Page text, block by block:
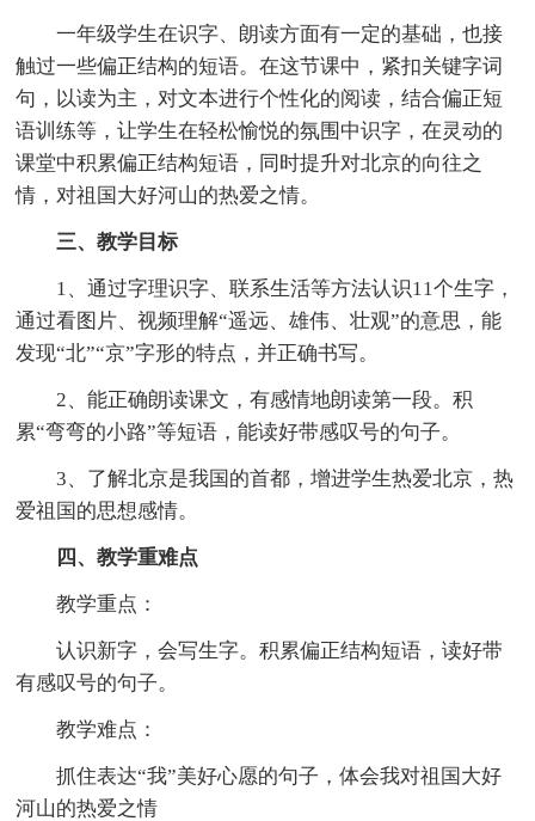
一年级学生在识字、朗读方面有一定的基础，也接
触过一些偏正结构的短语。在这节课中，紧扣关键字词
句，以读为主，对文本进行个性化的阅读，结合偏正短
语训练等，让学生在轻松愉悦的氛围中识字，在灵动的
课堂中积累偏正结构短语，同时提升对北京的向往之
情，对祖国大好河山的热爱之情。
三、教学目标
1、通过字理识字、联系生活等方法认识11个生字，
通过看图片、视频理解“遥远、雄伟、壮观”的意思，能
发现“北”“京”字形的特点，并正确书写。
2、能正确朗读课文，有感情地朗读第一段。积
累“弯弯的小路”等短语，能读好带感叹号的句子。
3、了解北京是我国的首都，增进学生热爱北京，热
爱祖国的思想感情。
四、教学重难点
教学重点：
认识新字，会写生字。积累偏正结构短语，读好带
有感叹号的句子。
教学难点：
抓住表达“我”美好心愿的句子，体会我对祖国大好
河山的热爱之情